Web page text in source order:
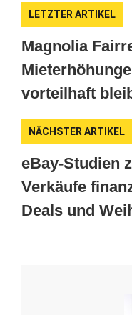
LETZTER ARTIKEL
Magnolia
vorteilhaft
NÄCHSTER ARTIKEL
eBay-Studien
Verkäufe
Deals und